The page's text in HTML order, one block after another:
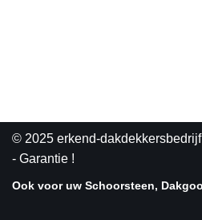
© 2025 erkend-
- Garantie !
Ook voor uw Schoorsteen,